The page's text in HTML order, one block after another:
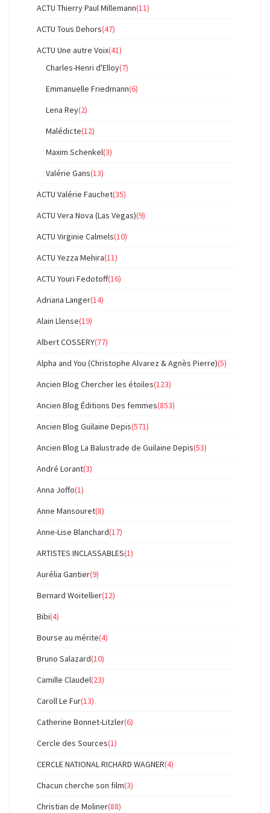
ACTU Thierry Paul Millemann(11)
ACTU Tous Dehors(47)
ACTU Une autre Voix(41)
Charles-Henri d'Elloy(7)
Emmanuelle Friedmann(6)
Lena Rey(2)
Malédicte(12)
Maxim Schenkel(3)
Valérie Gans(13)
ACTU Valérie Fauchet(35)
ACTU Vera Nova (Las Vegas)(9)
ACTU Virginie Calmels(10)
ACTU Yezza Mehira(11)
ACTU Youri Fedotoff(16)
Adriana Langer(14)
Alain Llense(19)
Albert COSSERY(77)
Alpha and You (Christophe Alvarez & Agnès Pierre)(5)
Ancien Blog Chercher les étoiles(123)
Ancien Blog Éditions Des femmes(853)
Ancien Blog Guilaine Depis(571)
Ancien Blog La Balustrade de Guilaine Depis(53)
André Lorant(3)
Anna Joffo(1)
Anne Mansouret(8)
Anne-Lise Blanchard(17)
ARTISTES INCLASSABLES(1)
Aurélia Gantier(9)
Bernard Woitellier(12)
Bibi(4)
Bourse au mérite(4)
Bruno Salazard(10)
Camille Claudel(23)
Caroll Le Fur(13)
Catherine Bonnet-Litzler(6)
Cercle des Sources(1)
CERCLE NATIONAL RICHARD WAGNER(4)
Chacun cherche son film(3)
Christian de Moliner(88)